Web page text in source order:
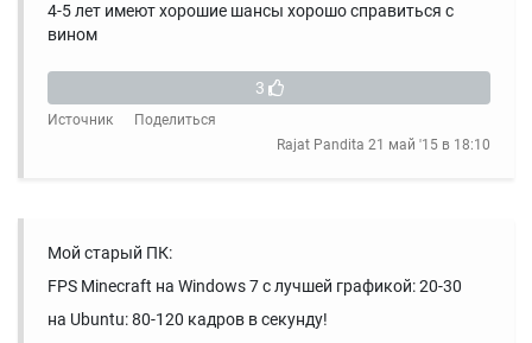
4-5 лет имеют хорошие шансы хорошо справиться с
вином
3
Источник
Поделиться
Rajat Pandita 21 май '15 в 18:10
Мой старый ПК:
FPS Minecraft на Windows 7 с лучшей графикой: 20-30
на Ubuntu: 80-120 кадров в секунду!